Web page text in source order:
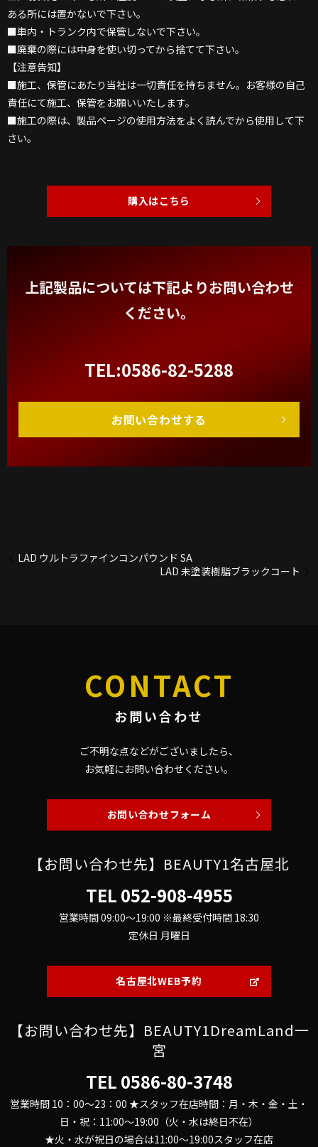
ある所には置かないで下さい。
■車内・トランク内で保管しないで下さい。
■廃棄の際には中身を使い切ってから捨てて下さい。
【注意告知】
■施工、保管にあたり当社は一切責任を持ちません。お客様の自己
責任にて施工、保管をお願いいたします。
■施工の際は、製品ページの使用方法をよく読んでから使用して下
さい。
購入はこちら
上記製品については下記よりお問い合わせ
ください。
TEL:0586-82-5288
お問い合わせする
LAD ウルトラファインコンパウンド SA
LAD 未塗装樹脂ブラックコート
CONTACT
お問い合わせ
ご不明な点などがございましたら、
お気軽にお問い合わせください。
お問い合わせフォーム
【お問い合わせ先】BEAUTY1名古屋北
TEL 052-908-4955
営業時間 09:00～19:00 ※最終受付時間 18:30
定休日 月曜日
名古屋北WEB予約
【お問い合わせ先】BEAUTY1DreamLand一
宮
TEL 0586-80-3748
営業時間 10：00～23：00 ★スタッフ在店時間：月・木・金・土・
日・祝：11:00～19:00（火・水は終日不在）
★火・水が祝日の場合は11:00～19:00スタッフ在店